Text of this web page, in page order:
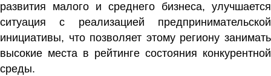
развития малого и среднего бизнеса, улучшается
ситуация с реализацией предпринимательской
инициативы, что позволяет этому региону занимать
высокие места в рейтинге состояния конкурентной
среды.